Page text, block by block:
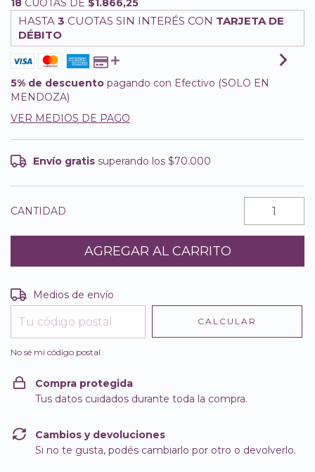
18 CUOTAS DE $1.866,25
HASTA 3 CUOTAS SIN INTERÉS CON TARJETA DE
DÉBITO
5% de descuento pagando con Efectivo (SOLO EN
MENDOZA)
VER MEDIOS DE PAGO
Envío gratis superando los$70.000
CANTIDAD
Entregas para el CP:
Medios de envío
CALCULAR
No sé mi código postal
Compra protegida
Tus datos cuidados durante toda la compra.
Cambios y devoluciones
Si no te gusta, podés cambiarlo por otro o devolverlo.